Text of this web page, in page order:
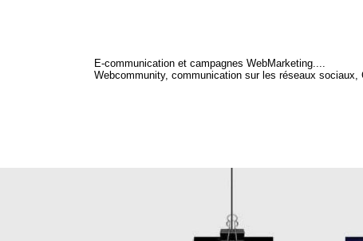
E-communication et campagnes WebMarketing....
Webcommunity, communication sur les réseaux sociaux,